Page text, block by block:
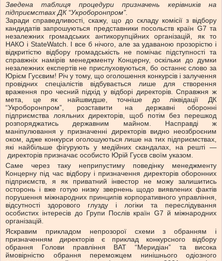
Зведена таблиця процедури призначень керівників на
підприємствах ДК “Укроборонпром”.
Заради справедливості, скажу, що до складу комісії з відбору
кандидатів запрошуються представники посольств країн G7 та
незалежних громадських антикорупційних організацій, як то
НАКО і StateWatch. І все б нічого, але за удаваною прозорістю і
відкритістю відбору громадськість не помічає підступності та
справжніх намірів менеджменту Концерну, оскільки до думки
незалежних експертів не прислуховуються, бо останнє слово за
Юрієм Гусєвим! Річ у тому, що оголошення конкурсів і залучення
провідних спеціалістів відбувається лише для створення
враження про чесний підхід у відборі директорів. Справжня ж
мета, це як найшвидше, точніше до ліквідації ДК
“Укроборонпром”, розставити на державні оборонні
підприємства лояльних директорів, щоб потім без перешкод
розпоряджатись державним майном. Насправді ж
маніпулювання у призначенні директорів видно неозброєним
оком, адже конкурси оголошуються лише на тих підприємствах,
які найбільше фігурують у медійних скандалах, на решті —
директорів призначає особисто Юрій Гусєв своїм указом.
Саме через таку неприпустиму поведінку менеджменту
Концерну під час відбору і призначення директорів оборонних
підприємств, я як приватний інвестор не можу залишитись
осторонь і вже готую низку звернень щодо виявлених фактів
порушення міжнародних принципів корпоративного управління,
відсутності здорового глузду і логіки та переслідування
особистих інтересів до Групи Послів країн G7 й міжнародних
організацій.
Яскравим прикладом непрозорої схеми з обранням і
призначенням директорів є приклад конкурсного відбору
обрання Голови правління ВАТ “Меридіан” та висока
ймовірністю обрання переможцем нинішнього одіозного